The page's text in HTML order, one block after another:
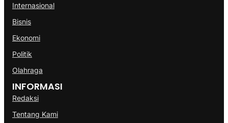
Internasional
Bisnis
Ekonomi
Politik
Olahraga
INFORMASI
Redaksi
Tentang Kami